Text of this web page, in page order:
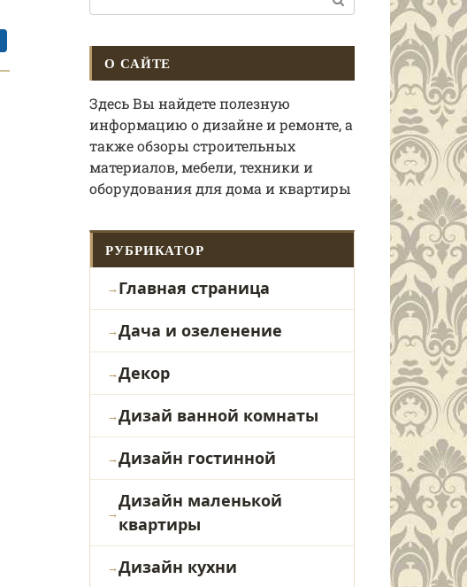
О САЙТЕ
Здесь Вы найдете полезную
информацию о дизайне и ремонте, а
также обзоры строительных
материалов, мебели, техники и
оборудования для дома и квартиры
РУБРИКАТОР
Главная страница
Дача и озеленение
Декор
Дизай ванной комнаты
Дизайн гостинной
Дизайн маленькой
квартиры
Дизайн кухни